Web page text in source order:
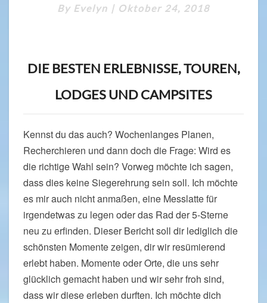
NAMIBIA
By Evelyn | Oktober 24, 2018
DIE BESTEN ERLEBNISSE, TOUREN,
LODGES UND CAMPSITES
Kennst du das auch? Wochenlanges Planen,
Recherchieren und dann doch die Frage: Wird es
die richtige Wahl sein? Vorweg möchte ich sagen,
dass dies keine Siegerehrung sein soll. Ich möchte
es mir auch nicht anmaßen, eine Messlatte für
irgendetwas zu legen oder das Rad der 5-Sterne
neu zu erfinden. Dieser Bericht soll dir lediglich die
schönsten Momente zeigen, dir wir resümierend
erlebt haben. Momente oder Orte, die uns sehr
glücklich gemacht haben und wir sehr froh sind,
dass wir diese erleben durften. Ich möchte dich